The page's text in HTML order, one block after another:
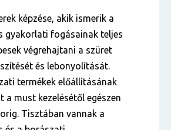
képzése, akik ismerik a
gyakorlati fogásainak teljes
végrehajtani a szüret
és lebonyolítását.
termékek előállításának
a must kezelésétől egészen
Tisztában vannak a